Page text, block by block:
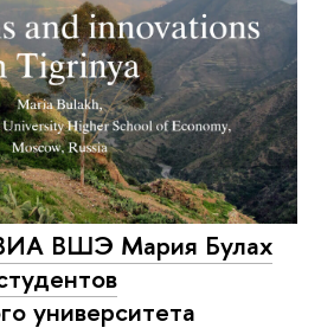
ВШЭ Мария Булах
университета